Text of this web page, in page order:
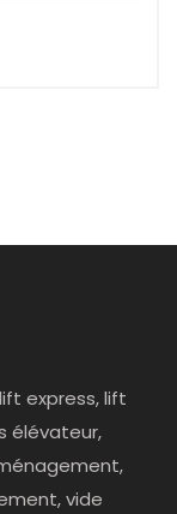
express, lift
élévateur,
vide